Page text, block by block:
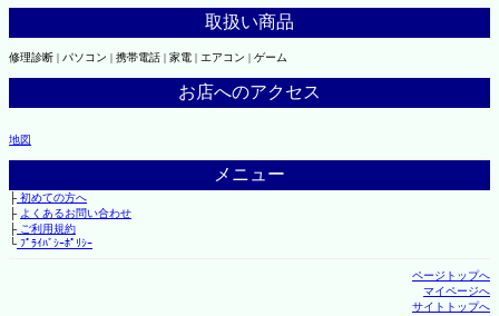
取扱い商品
修理診断 | パソコン | 携帯電話 | 家電 | エアコン | ゲーム
お店へのアクセス
地図
メニュー
├初めての方へ
├ よくあるお問い合わせ
├ご利用規約
└ﾌﾟﾗｲﾊﾞｼｰﾎﾟﾘｼｰ
ページトップへ
マイページへ
サイトトップへ